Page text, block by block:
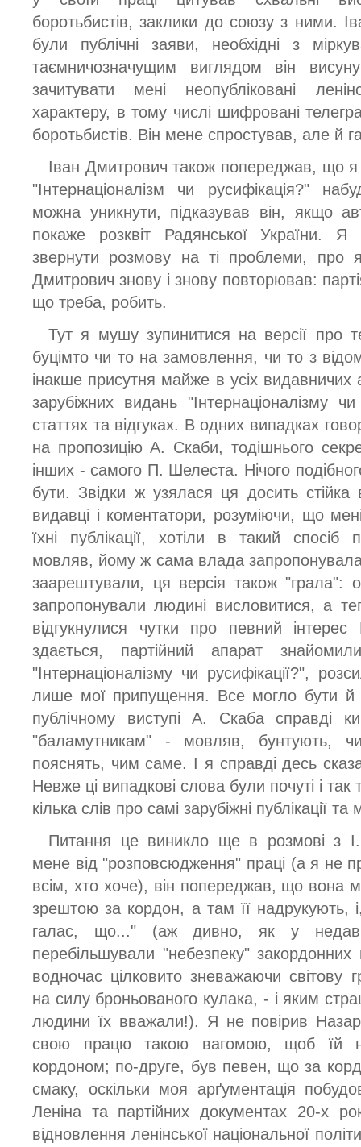
боротьбистів, заклики до союзу з ними.
були публічні заяви, необхідні з
таємничозначущим виглядом він
зачитувати мені неопубліковані
характеру, в тому числі шифровані
боротьбистів. Він мене спростував, але й
Іван Дмитрович також попереджав, що
"Інтернаціоналізм чи русифікація?"
можна уникнути, підказував він, якщо
покаже розквіт Радянської України.
звернути розмову на ті проблеми, про
Дмитрович знову і знову повторював:
що треба, робить.
Тут я мушу зупинитися на версії
буцімто чи то на замовлення, чи то з
інакше присутня майже в усіх
зарубіжних видань "Інтернаціоналізму
статтях та відгуках. В одних випадках
на пропозицію А. Скаби, тодішнього
інших - самого П. Шелеста. Нічого
бути. Звідки ж узялася ця досить стійка
видавці і коментатори, розуміючи, що
їхні публікації, хотіли в такий
мовляв, йому ж сама влада
заарештували, ця версія також "грала":
запропонували людині висловитися, а
відгукнулися чутки про певний
здається, партійний апарат
"Інтернаціоналізму чи русифікації?",
лише мої припущення. Все могло бути й
публічному виступі А. Скаба справді
"баламутникам" - мовляв, бунтують,
пояснять, чим саме. І я справді десь
Невже ці випадкові слова були почуті і
кілька слів про самі зарубіжні публікації
Питання це виникло ще в розмові з І.
мене від "розповсюдження" праці (а я не
всім, хто хоче), він попереджав, що вона
зрештою за кордон, а там її надрукують,
галас, що..." (аж дивно, як у
перебільшували "небезпеку" закордонних
водночас цілковито зневажаючи світову
на силу броньованого кулака, - і яким
людини їх вважали!). Я не повірив
свою працю такою вагомою, щоб їй
кордоном; по-друге, був певен, що за
смаку, оскільки моя арґументація
Леніна та партійних документах 20-х
відновлення ленінської національної